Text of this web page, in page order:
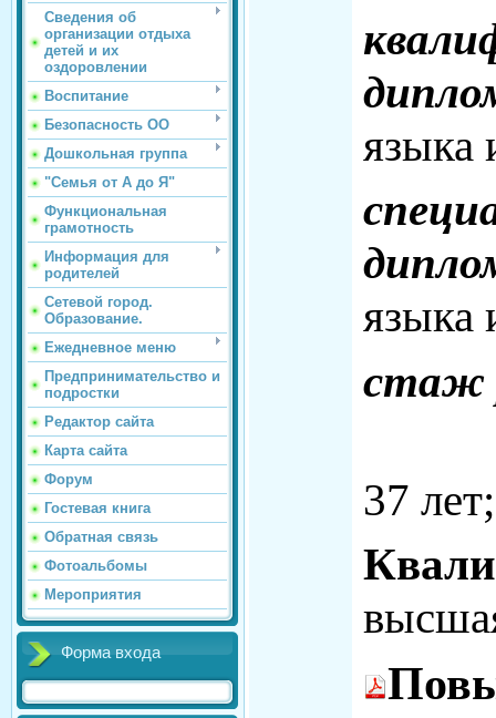
Сведения об
организации отдыха
детей и их
оздоровлении
Воспитание
Безопасность ОО
Дошкольная группа
"Семья от А до Я"
Функциональная
грамотность
Информация для
родителей
Сетевой город.
Образование.
Ежедневное меню
Предпринимательство и
подростки
Редактор сайта
Карта сайта
Форум
Гостевая книга
Обратная связь
Фотоальбомы
Мероприятия
Форма входа
языка
языка
стаж
37 лет;